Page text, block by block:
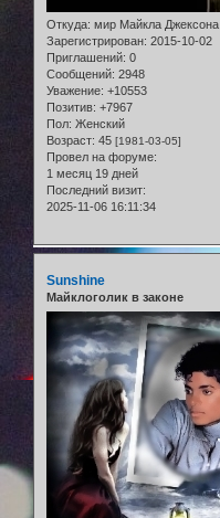
Откуда: мир Майкла Джексона
Зарегистрирован: 2015-10-02
Приглашений: 0
Сообщений: 2948
Уважение: +10553
Позитив: +7967
Пол: Женский
Возраст: 45 [1981-03-05]
Провел на форуме:
1 месяц 19 дней
Последний визит:
2025-11-06 16:11:34
Sunshine
Майклоголик в законе